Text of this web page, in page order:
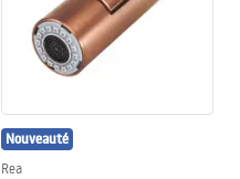
Nouveauté
Rea